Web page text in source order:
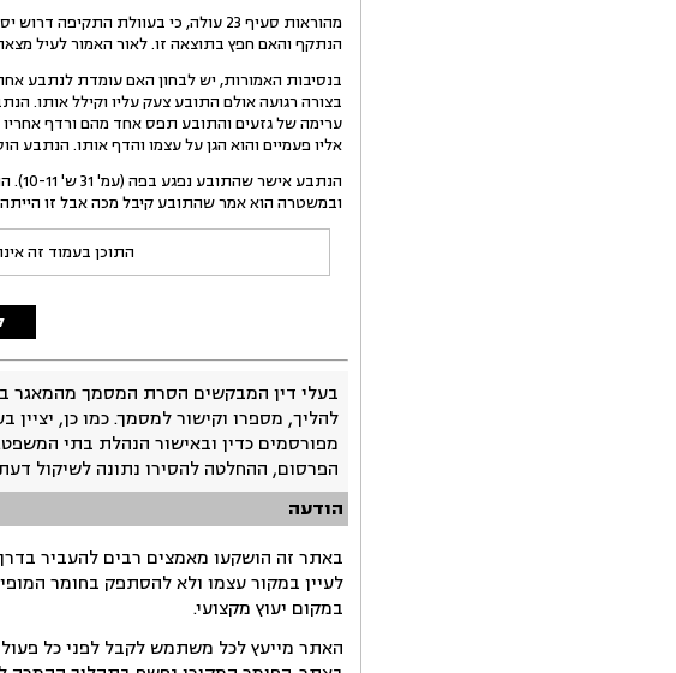
מהוראות סעיף 23 עולה, כי בעוולת
הנתקף והאם חפץ בתוצאה זו. לאור האמור לעיל
בנסיבות האמורות, יש לבחון האם עומדת לנתבע
בצורה רגועה אולם התובע צעק עליו וקילל אותו.
אליו פעמיים והוא הגן על עצמו והדף אותו. הנתבע
ובמשטרה הוא אמר שהתובע קיבל מכה אבל זו הייתה הגנה
התוכן בעמוד זה
בעלי דין המבקשים הסרת המסמך מהמאגר
להליך, מספרו וקישור למסמך. כמו כן,
מפורסמים כדין ובאישור הנהלת בתי
הפרסום, ההחלטה להסירו נתונה לשיקול
הודעה
באתר זה הושקעו מאמצים רבים להעביר
לעיין במקור עצמו ולא להסתפק בחומר
במקום יעוץ מקצועי.
האתר מייעץ לכל משתמש לקבל לפני כל